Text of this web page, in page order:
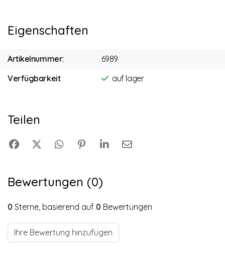
Eigenschaften
Artikelnummer:
6989
Verfügbarkeit
auf lager
Teilen
Bewertungen (0)
0 Sterne, basierend auf 0 Bewertungen
Ihre Bewertung hinzufügen